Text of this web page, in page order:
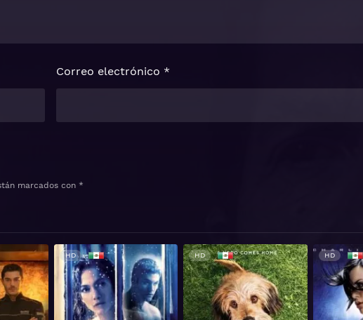
marcados con *
Correo electrónico *
HD HD HD